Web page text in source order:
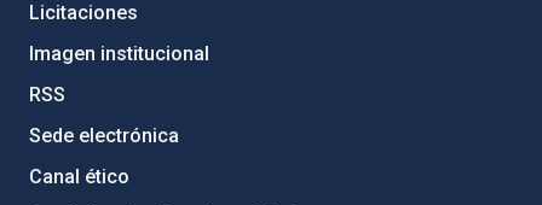
Licitaciones
Imagen institucional
RSS
Sede electrónica
Canal ético